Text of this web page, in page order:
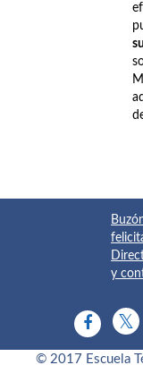
y
© 2017 Escuela